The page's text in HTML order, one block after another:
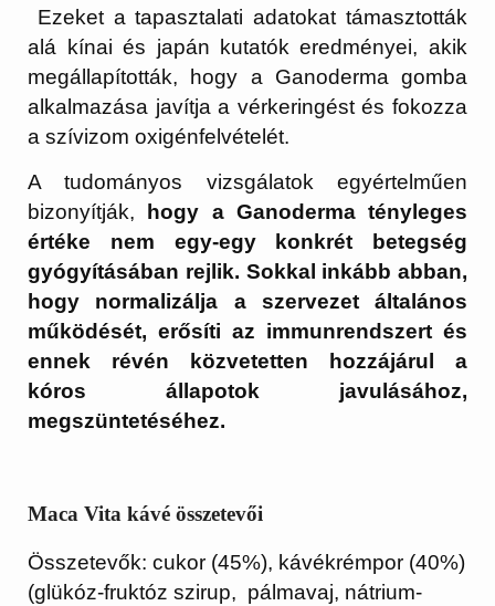
Ezeket a tapasztalati adatokat támasztották
alá kínai és japán kutatók eredményei, akik
megállapították, hogy a Ganoderma gomba
alkalmazása javítja a vérkeringést és fokozza
a szívizom oxigénfelvételét.
A tudományos vizsgálatok egyértelműen
bizonyítják, hogy a Ganoderma tényleges
értéke nem egy-egy konkrét betegség
gyógyításában rejlik. Sokkal inkább abban,
hogy normalizálja a szervezet általános
működését, erősíti az immunrendszert és
ennek révén közvetetten hozzájárul a
kóros állapotok javulásához,
megszüntetéséhez.
Maca Vita kávé összetevői
Összetevők: cukor (45%), kávékrémpor (40%)
(glükóz-fruktóz szirup, pálmavaj, nátrium-